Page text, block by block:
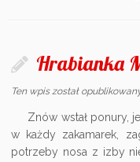
Hrabianka
Ten wpis został
Znów wstał ponury,
w każdy zakamarek,
potrzeby nosa z izby